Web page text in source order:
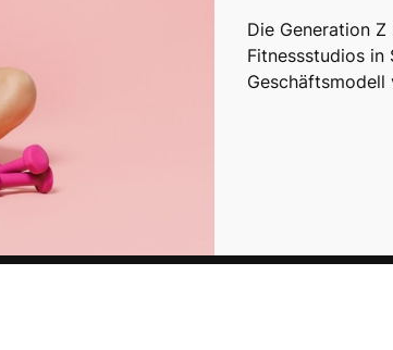
Die Generation
Fitnessstudios in